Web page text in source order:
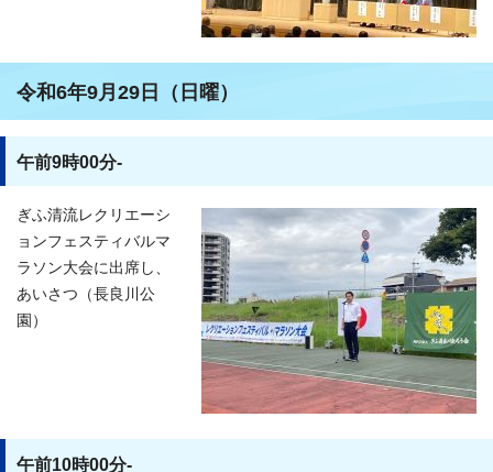
令和6年9月29日（日曜）
午前9時00分-
ぎふ清流レクリエーシ
ョンフェスティバルマ
ラソン大会に出席し、
あいさつ（長良川公
園）
午前10時00分-